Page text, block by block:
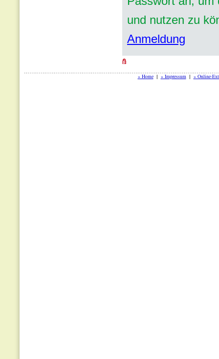
und nutzen zu
Anmeldung
» Home | » Impressum | » Online-